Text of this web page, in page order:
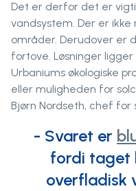
Det er derfor det er
vandsystem. Der er
områder. Derudover er
fortove. Løsninger
Urbaniums økologiske
eller muligheden for
Bjørn Nordseth, chef for
- Svaret er
fordi taget
overfladisk